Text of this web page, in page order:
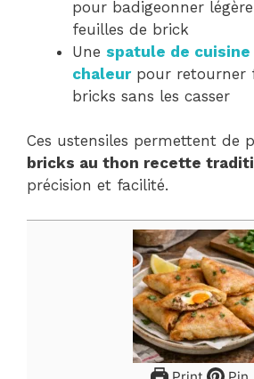
pour badigeonner
feuilles de brick
Une spatule de
chaleurpour retourner
bricks sans les casser
Ces ustensiles permettent de
bricks au thon recette
précision et facilité.